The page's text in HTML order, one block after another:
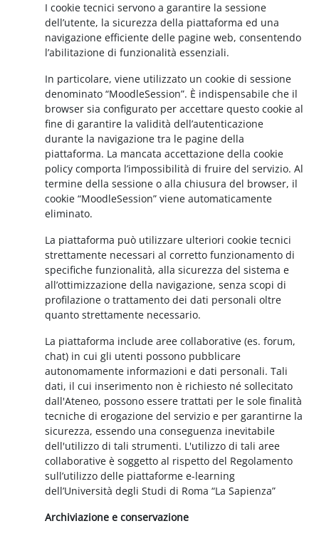
I cookie tecnici servono a garantire la sessione
dell’utente, la sicurezza della piattaforma ed una
navigazione efficiente delle pagine web, consentendo
l’abilitazione di funzionalità essenziali.
In particolare, viene utilizzato un cookie di sessione
denominato “MoodleSession”. È indispensabile che il
browser sia configurato per accettare questo cookie al
fine di garantire la validità dell’autenticazione
durante la navigazione tra le pagine della
piattaforma. La mancata accettazione della cookie
policy comporta l’impossibilità di fruire del servizio. Al
termine della sessione o alla chiusura del browser, il
cookie “MoodleSession” viene automaticamente
eliminato.
La piattaforma può utilizzare ulteriori cookie tecnici
strettamente necessari al corretto funzionamento di
specifiche funzionalità, alla sicurezza del sistema e
all’ottimizzazione della navigazione, senza scopi di
profilazione o trattamento dei dati personali oltre
quanto strettamente necessario.
La piattaforma include aree collaborative (es. forum,
chat) in cui gli utenti possono pubblicare
autonomamente informazioni e dati personali. Tali
dati, il cui inserimento non è richiesto né sollecitato
dall'Ateneo, possono essere trattati per le sole finalità
tecniche di erogazione del servizio e per garantirne la
sicurezza, essendo una conseguenza inevitabile
dell'utilizzo di tali strumenti. L'utilizzo di tali aree
collaborative è soggetto al rispetto del Regolamento
sull’utilizzo delle piattaforme e-learning
dell’Università degli Studi di Roma “La Sapienza”
Archiviazione e conservazione